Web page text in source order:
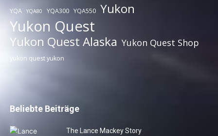
YQA YQA80 YQA300 YQA550 Yukon
Yukon Quest
Yukon Quest Alaska Yukon Quest Shop
yukon quest yukon
Beliebte Beiträge
The Lance Mackey Story